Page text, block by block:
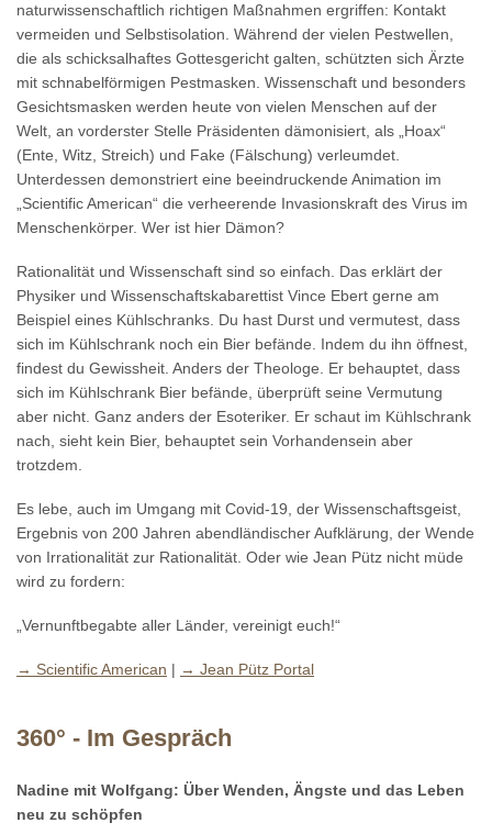
naturwissenschaftlich richtigen Maßnahmen ergriffen: Kontakt
vermeiden und Selbstisolation. Während der vielen Pestwellen,
die als schicksalhaftes Gottesgericht galten, schützten sich Ärzte
mit schnabelförmigen Pestmasken. Wissenschaft und besonders
Gesichtsmasken werden heute von vielen Menschen auf der
Welt, an vorderster Stelle Präsidenten dämonisiert, als „Hoax“
(Ente, Witz, Streich) und Fake (Fälschung) verleumdet.
Unterdessen demonstriert eine beeindruckende Animation im
„Scientific American“ die verheerende Invasionskraft des Virus im
Menschenkörper. Wer ist hier Dämon?
Rationalität und Wissenschaft sind so einfach. Das erklärt der
Physiker und Wissenschaftskabarettist Vince Ebert gerne am
Beispiel eines Kühlschranks. Du hast Durst und vermutest, dass
sich im Kühlschrank noch ein Bier befände. Indem du ihn öffnest,
findest du Gewissheit. Anders der Theologe. Er behauptet, dass
sich im Kühlschrank Bier befände, überprüft seine Vermutung
aber nicht. Ganz anders der Esoteriker. Er schaut im Kühlschrank
nach, sieht kein Bier, behauptet sein Vorhandensein aber
trotzdem.
Es lebe, auch im Umgang mit Covid-19, der Wissenschaftsgeist,
Ergebnis von 200 Jahren abendländischer Aufklärung, der Wende
von Irrationalität zur Rationalität. Oder wie Jean Pütz nicht müde
wird zu fordern:
„Vernunftbegabte aller Länder, vereinigt euch!“
→ Scientific American | → Jean Pütz Portal
360° - Im Gespräch
Nadine mit Wolfgang: Über Wenden, Ängste und das Leben
neu zu schöpfen